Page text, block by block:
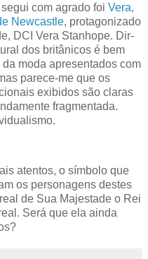
com agrado foi Vera,
Newcastle, protagonizado
DCI Vera Stanhope. Dir-
dos britânicos é bem
moda apresentados com
parece-me que os
exibidos são claras
fragmentada.
atentos, o símbolo que
os personagens destes
de Sua Majestade o Rei
Será que ela ainda